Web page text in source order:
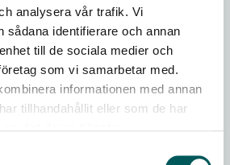
analysera vår trafik. Vi
sådana identifierare och annan
till de sociala medier och
som vi samarbetar med.
informationen med annan
tillhandahållit eller som de har